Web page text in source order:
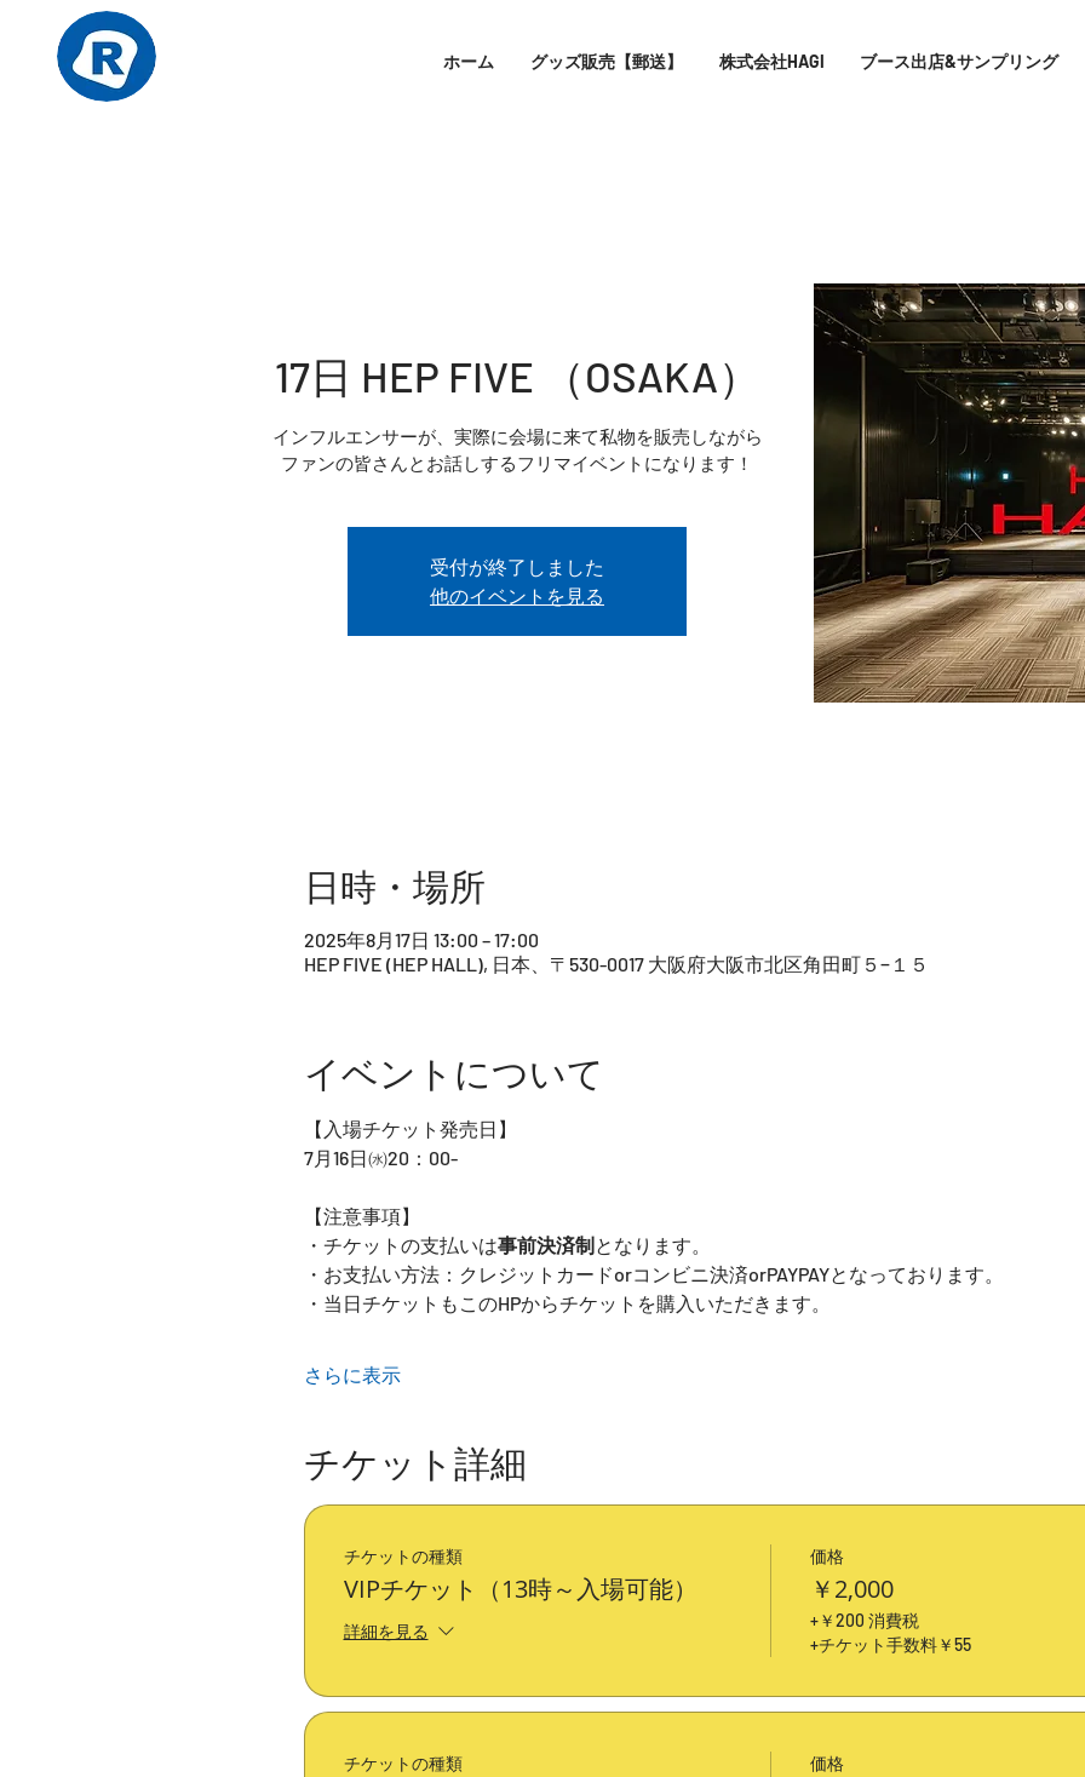
ホーム グッズ販売【郵送】 株式会社HAGI ブース出店&サンプリング
17日 HEP FIVE （OSAKA）
インフルエンサーが、実際に会場に来て私物を販売しながら
ファンの皆さんとお話しするフリマイベントになります！
受付が終了しました
他のイベントを見る
日時・場所
2025年8月17日 13:00 – 17:00
HEP FIVE (HEP HALL), 日本、〒530-0017 大阪府大阪市北区角田町５−１５
イベントについて
【入場チケット発売日】
7月16日㈬20：00-
【注意事項】
・チケットの支払いは事前決済制となります。
・お支払い方法：クレジットカードorコンビニ決済orPAYPAYとなっております。
・当日チケットもこのHPからチケットを購入いただきます。
さらに表示
チケット詳細
チケットの種類
VIPチケット（13時～入場可能）
詳細を見る
価格
￥2,000
+￥200 消費税
+チケット手数料￥55
チケットの種類 価格